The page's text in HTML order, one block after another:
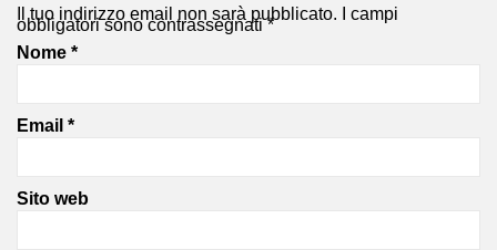
Il tuo indirizzo email non sarà pubblicato. I campi
obbligatori sono contrassegnati*
Nome *
Email *
Sito web